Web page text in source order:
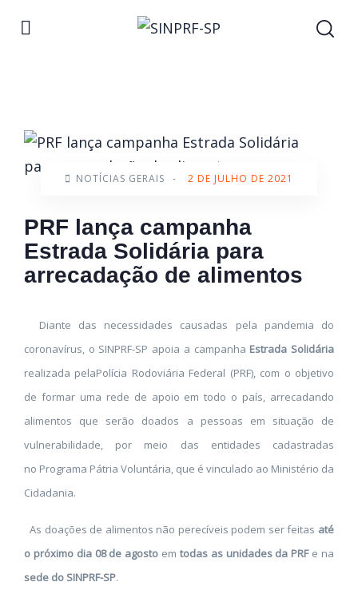
NOTÍCIAS GERAIS - 2 DE JULHO DE 2021
PRF lança campanha
Estrada Solidária para
arrecadação de alimentos
Diante das necessidades causadas pela pandemia do
coronavírus, o SINPRF-SP apoia a campanha Estrada Solidária
realizada pelaPolícia Rodoviária Federal (PRF), com o objetivo
de formar uma rede de apoio em todo o país, arrecadando
alimentos que serão doados a pessoas em situação de
vulnerabilidade, por meio das entidades cadastradas
no Programa Pátria Voluntária, que é vinculado ao Ministério da
Cidadania.
As doações de alimentos não perecíveis podem ser feitas até
o próximo dia 08 de agosto em todas as unidades da PRFe na
sede do SINPRF-SP.